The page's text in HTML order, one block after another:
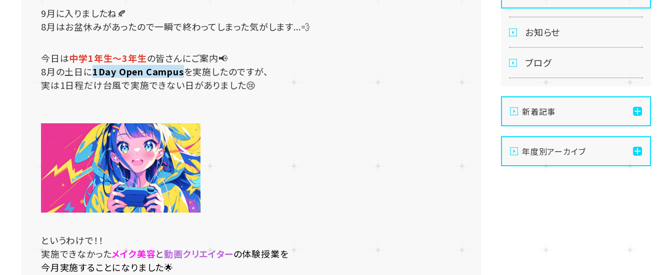
9月に入りましたね🍂
8月はお盆休みがあったので一瞬で終わってしまった気がします...💨
今日は中学1年生～3年生の皆さんにご案内📢
8月の土日に1Day Open Campusを実施したのですが、
実は1日程だけ台風で実施できない日がありました😢
というわけで！！
実施できなかったメイク美容と動画クリエイターの体験授業を
今月実施することになりました🌟
お知らせ
ブログ
新着記事
通信制高校の学習風景
年度別アーカイブ